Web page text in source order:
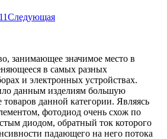
11Следующая
занимающее значимое место в
в самых разных
и электронных устройствах.
данным изделиям большую
данной категории. Являясь
фотодиод очень схож по
диодом, обратный ток которого
падающего на него потока